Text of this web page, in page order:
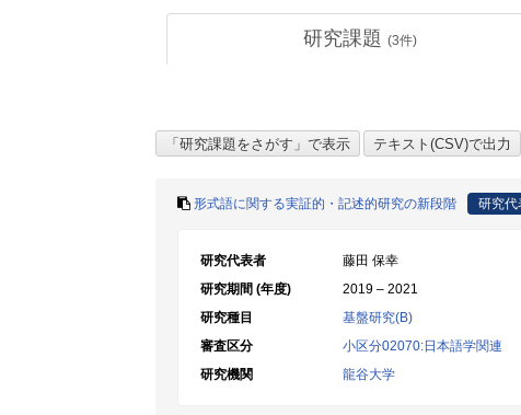
研究課題 (3件)
形式語に関する実証的・記述的研究の新段階 研究代
研究代表者
藤田 保幸
研究期間 (年度)
2019 – 2021
研究種目
基盤研究(B)
審査区分
小区分02070:日本語学関連
研究機関
龍谷大学